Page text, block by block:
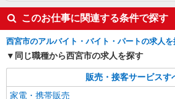
ィブ支給(規定有) ★月2回払い・週払い可能（規程
有）★ ゜・。○。・゜+゜
キープ
このお仕事に関連する条件で探す
西宮市のアルバイト・バイト・パートの求人を
同じ職種から西宮市の求人を探す
販売・接客サービスす
家電・携帯販売